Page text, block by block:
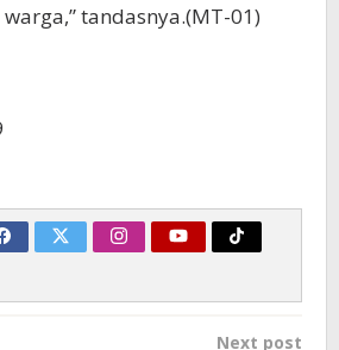
tandasnya.(MT-01)
Next post